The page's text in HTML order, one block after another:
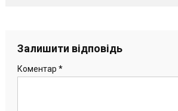
Залишити відповідь
Коментар *